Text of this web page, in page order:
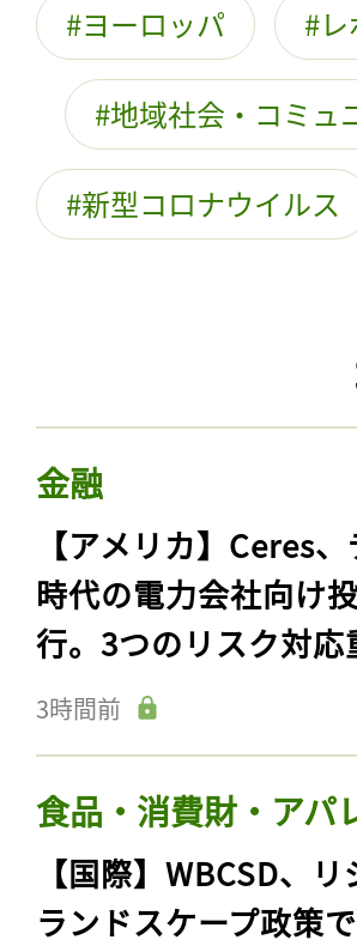
ヨーロッパ
地域社会・コミュ
新型コロナウイルス
金融
【アメリカ】Ceres
時代の電力会社向け
行。3つのリスク対応
3時間前
食品・消費財・アパ
【国際】WBCSD、
ランドスケープ政策